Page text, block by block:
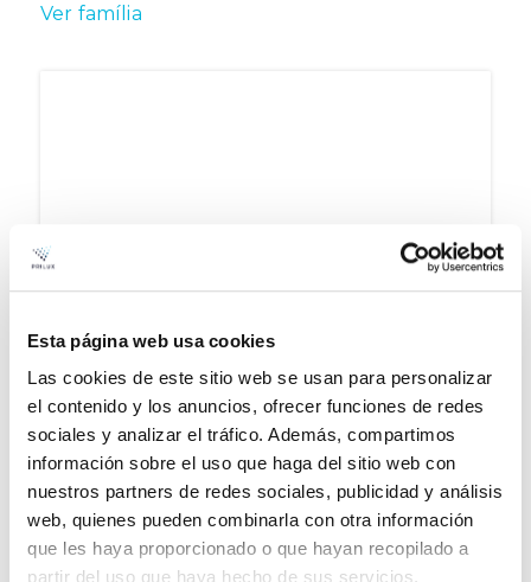
Esta página web usa cookies
Las cookies de este sitio web se usan para personalizar
el contenido y los anuncios, ofrecer funciones de redes
sociales y analizar el tráfico. Además, compartimos
información sobre el uso que haga del sitio web con
nuestros partners de redes sociales, publicidad y análisis
web, quienes pueden combinarla con otra información
que les haya proporcionado o que hayan recopilado a
partir del uso que haya hecho de sus servicios.
Ver família
SILENT LED I UGR